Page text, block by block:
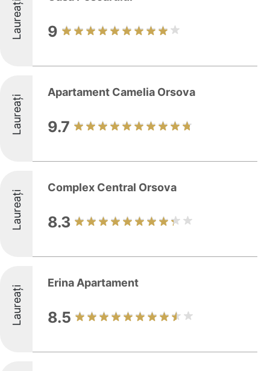
Laureați 9
Laureați
Apartament Camelia Orsova
9.7
Laureați
Complex Central Orsova
8.3
Laureați
Erina Apartament
8.5